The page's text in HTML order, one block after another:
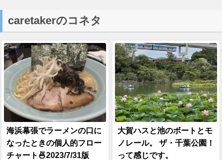
caretakerのコネタ
海浜幕張でラーメンの口に
なったときの個人的フロー
チャート🍜2023/7/31版
大賀ハスと池のボートとモ
ノレール。 ザ・千葉公園！
って感じです。